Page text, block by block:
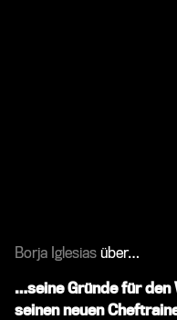
Borja Iglesias über…
…seine Gründe für den
seinen neuen